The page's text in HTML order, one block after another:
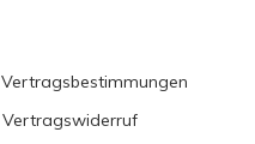
Vertragsbestimmungen
Vertragswiderruf